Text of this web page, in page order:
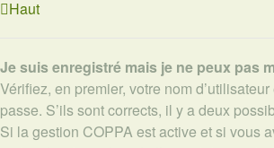
Haut
Je suis enregistré mais je ne peux pas
Vérifiez, en premier, votre nom
passe. S’ils sont corrects, il y a deux
Si la gestion COPPA est active et si vous